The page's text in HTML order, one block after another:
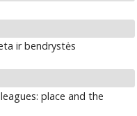
ir bendrystės
place and the